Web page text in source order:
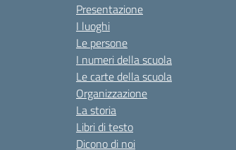
Presentazione
I luoghi
Le persone
I numeri della scuola
Le carte della scuola
Organizzazione
La storia
Libri di testo
Dicono di noi